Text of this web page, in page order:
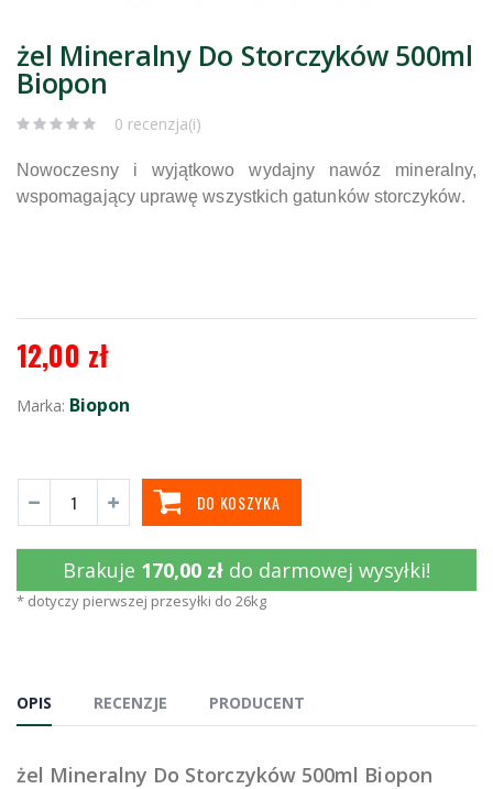
żel Mineralny Do Storczyków 500ml
Biopon
0 recenzja(i)
Nowoczesny i wyjątkowo wydajny nawóz mineralny,
wspomagający uprawę wszystkich gatunków storczyków.
12,00 zł
Marka: Biopon
DO KOSZYKA
Brakuje 170,00 zł do darmowej wysyłki!
* dotyczy pierwszej przesyłki do 26kg
OPIS RECENZJE PRODUCENT
żel Mineralny Do Storczyków 500ml Biopon